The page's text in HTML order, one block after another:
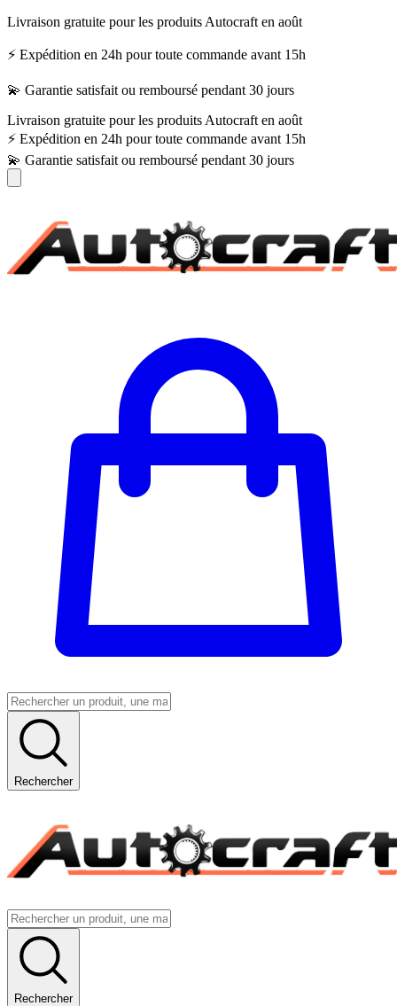
Livraison gratuite pour les produits Autocraft en août
⚡ Expédition en 24h pour toute commande avant 15h
💫 Garantie satisfait ou remboursé pendant 30 jours
Livraison gratuite pour les produits Autocraft en août
⚡ Expédition en 24h pour toute commande avant 15h
💫 Garantie satisfait ou remboursé pendant 30 jours
Rechercher
Rechercher